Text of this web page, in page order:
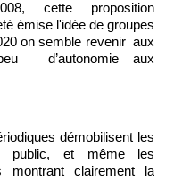
cette proposition
émise l'idée de groupes
on semble revenir aux
d’autonomie aux
démobilisent les
public, et même les
montrant clairement la